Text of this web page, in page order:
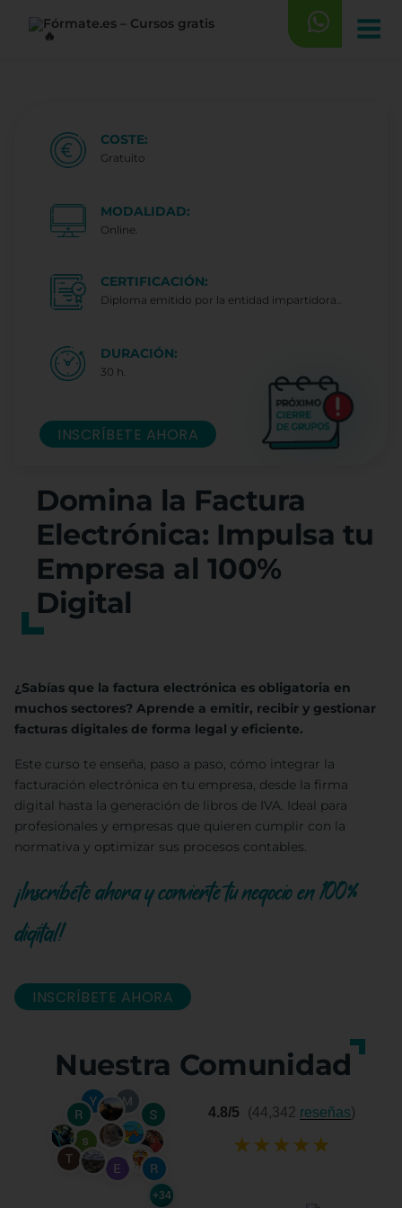
Domina la Factura
Electrónica: Impulsa tu
Empresa al 100%
Digital
¿Sabías que la factura electrónica es obligatoria en
muchos sectores? Aprende a emitir, recibir y gestionar
facturas digitales de forma legal y eficiente.
Este curso te enseña, paso a paso, cómo integrar la
facturación electrónica en tu empresa, desde la firma
digital hasta la generación de libros de IVA. Ideal para
profesionales y empresas que quieren cumplir con la
normativa y optimizar sus procesos contables.
¡Inscríbete ahora y convierte tu negocio en 100%
digital!
INSCRÍBETE AHORA
Nuestra Comunidad
+34
4.8/5 (44,342 reseñas)
★★★★★
COSTE:
Gratuito
MODALIDAD:
Online.
CERTIFICACIÓN:
Diploma emitido por la entidad impartidora..
DURACIÓN:
30 h.
INSCRÍBETE AHORA